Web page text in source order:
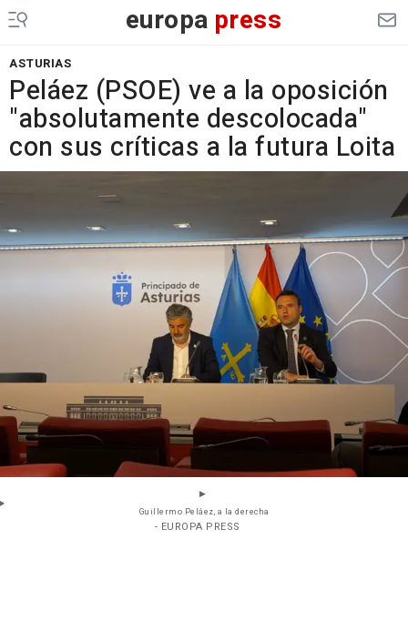
europa press
ASTURIAS
Peláez (PSOE) ve a la oposición
"absolutamente descolocada"
con sus críticas a la futura Loita
Guillermo Peláez, a la derecha
- EUROPA PRESS